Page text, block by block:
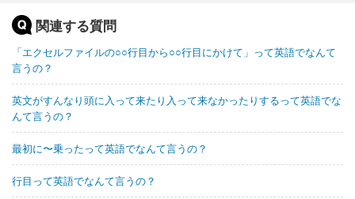
関連する質問
「エクセルファイルの○○行目から○○行目にかけて」って英語でなんて
言うの？
英文がすんなり頭に入って来たり入って来なかったりするって英語でな
んて言うの？
最初に〜乗ったって英語でなんて言うの？
行目って英語でなんて言うの？